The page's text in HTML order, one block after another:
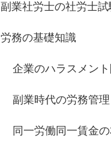
副業社労士の社労士
労務の基礎知識
企業のハラスメン
副業時代の労務管理
同一労働同一賃金